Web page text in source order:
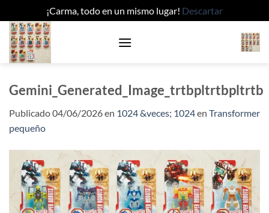
¡Carma, todo en un mismo lugar! Descartar
Saltar
contenido
Gemini_Generated_Image_trtbpltrtbpltrtb
Publicado04/06/2026en 1024 &veces; 1024en Transformer
pequeño